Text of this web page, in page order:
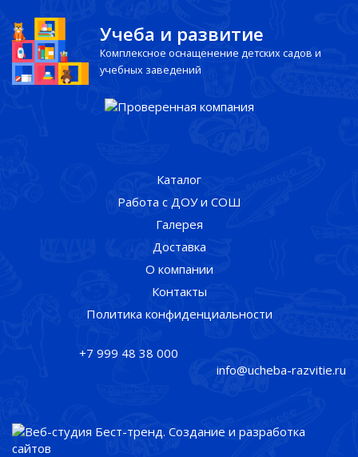
Учеба и развитие
Комплексное оснащенение детских садов и
учебных заведений
Каталог
Работа с ДОУ и СОШ
Галерея
Доставка
О компании
Контакты
Политика конфиденциальности
+7 999 48 38 000
info@ucheba-razvitie.ru